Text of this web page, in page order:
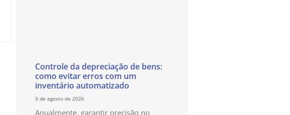
Controle da depreciação de bens:
como evitar erros com um
inventário automatizado
3 de agosto de 2026
Anualmente, garantir precisão no